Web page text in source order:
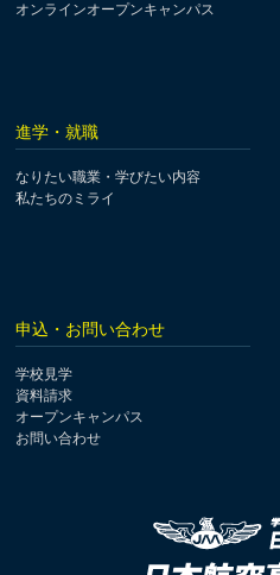
オンラインオープンキャンパス
進学・就職
なりたい職業・学びたい内容
私たちのミライ
申込・お問い合わせ
学校見学
資料請求
オープンキャンパス
お問い合わせ